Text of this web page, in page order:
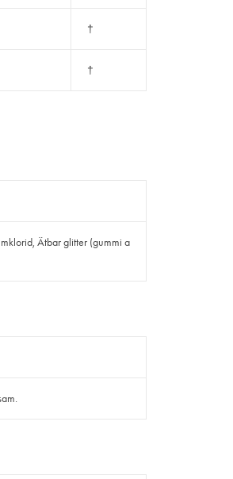
†
†
Ätbar glitter (gummi a